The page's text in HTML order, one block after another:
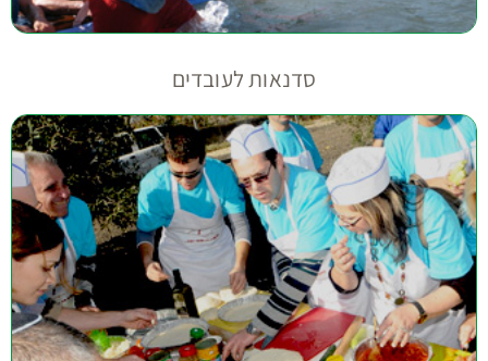
סדנאות לעובדים